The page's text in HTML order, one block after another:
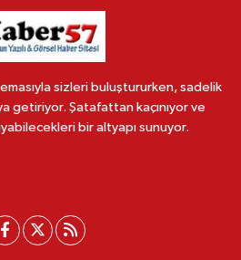
sizleri buluştururken, sadelik
getiriyor. Şatafattan kaçınıyor ve
bir altyapı sunuyor.